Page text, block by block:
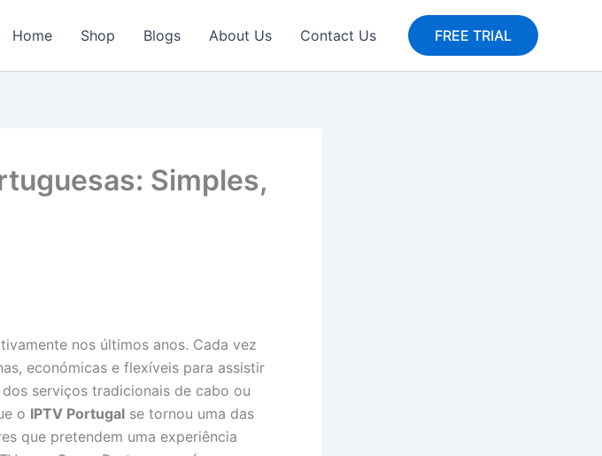
Home Shop Blogs About Us Contact Us FREE TRIAL
Simples,
nos últimos anos. Cada vez
económicas e flexíveis para assistir
serviços tradicionais de cabo ou
o IPTV Portugal se tornou uma das
que pretendem uma experiência